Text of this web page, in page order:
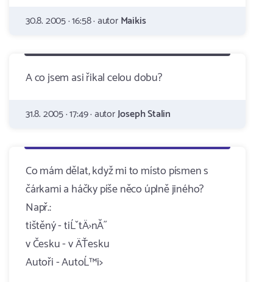
30.8. 2005 · 16:58 · autorMaikis
A co jsem asi řikal celou dobu?
31.8. 2005 · 17:49 · autorJoseph Stalin
Co mám dělat, když mi to místo písmen s
čárkami a háčky píše něco úplně jiného?
Např.:
tištěný - tiĹˇtÄ›nĂ˝
v Česku - v ÄŤesku
Autoři - AutoĹ™i>